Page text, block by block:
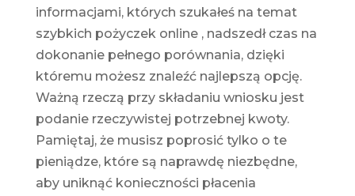
informacjami, których szukałeś na temat
szybkich pożyczekonline , nadszedł czas na
dokonanie pełnego porównania, dzięki
któremu możesz znaleźć najlepszą opcję.
Ważną rzeczą przy składaniu wniosku jest
podanie rzeczywistej potrzebnej kwoty.
Pamiętaj, że musisz poprosić tylko o te
pieniądze, które są naprawdę niezbędne,
aby uniknąć konieczności płacenia